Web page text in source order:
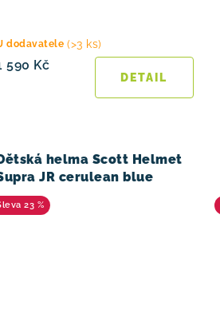
dodavatele (>3 ks)
590 Kč
helma Scott Helmet
JR cerulean blue
23 %